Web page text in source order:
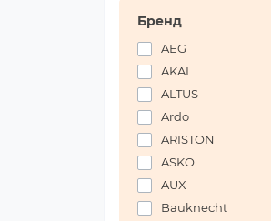
Бренд
AEG
AKAI
ALTUS
Ardo
ARISTON
ASKO
AUX
Bauknecht